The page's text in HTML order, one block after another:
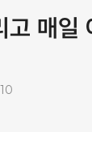
매일